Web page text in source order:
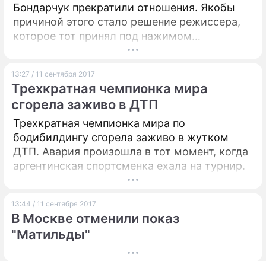
Бондарчук прекратили отношения. Якобы
причиной этого стало решение режиссера,
которое тот принял под нажимом
13:27 / 11 сентября 2017
Трехкратная чемпионка мира
сгорела заживо в ДТП
Трехкратная чемпионка мира по
бодибилдингу сгорела заживо в жутком
ДТП. Авария произошла в тот момент, когда
аргентинская спортсменка ехала на турнир.
13:44 / 11 сентября 2017
В Москве отменили показ
"Матильды"